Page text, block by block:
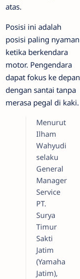
atas.
Posisi ini adalah
posisi paling nyaman
ketika berkendara
motor. Pengendara
dapat fokus ke depan
dengan santai tanpa
merasa pegal di kaki.
Menurut
Ilham
Wahyudi
selaku
General
Manager
Service
PT.
Surya
Timur
Sakti
Jatim
(Yamaha
Jatim),